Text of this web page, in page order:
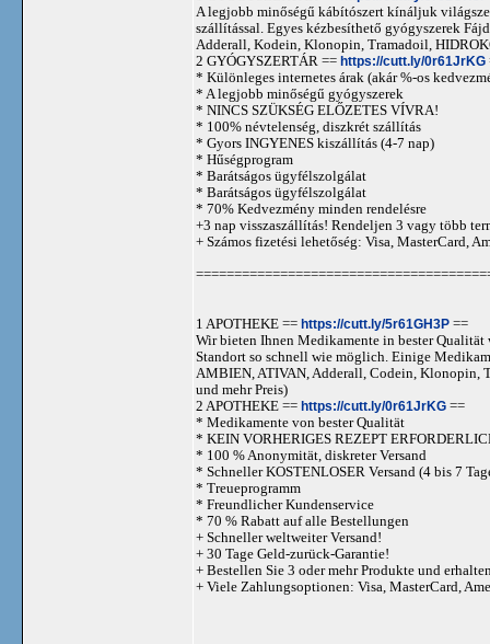
A legjobb minőségű kábítószert kínáljuk
szállítással. Egyes kézbesíthető gyógyszerek
Adderall, Kodein, Klonopin, Tramadoil,
2 GYÓGYSZERTÁR == https://cutt.ly/0r61JrKG
* Különleges internetes árak (akár %-os
* A legjobb minőségű gyógyszerek
* NINCS SZÜKSÉG ELŐZETES VÍVRA!
* 100% névtelenség, diszkrét szállítás
* Gyors INGYENES kiszállítás (4-7 nap)
* Hűségprogram
* Barátságos ügyfélszolgálat
* Barátságos ügyfélszolgálat
* 70% Kedvezmény minden rendelésre
+3 nap visszaszállítás! Rendeljen 3 vagy több
+ Számos fizetési lehetőség: Visa, MasterCard,
1 APOTHEKE == https://cutt.ly/5r61GH3P ==
Wir bieten Ihnen Medikamente in bester
Standort so schnell wie möglich. Einige
AMBIEN, ATIVAN, Adderall, Codein, Klonopin,
und mehr Preis)
2 APOTHEKE == https://cutt.ly/0r61JrKG ==
* Medikamente von bester Qualität
* KEIN VORHERIGES REZEPT
* 100 % Anonymität, diskreter Versand
* Schneller KOSTENLOSER Versand (4 bis 7
* Treueprogramm
* Freundlicher Kundenservice
* 70 % Rabatt auf alle Bestellungen
+ Schneller weltweiter Versand!
+ 30 Tage Geld-zurück-Garantie!
+ Bestellen Sie 3 oder mehr Produkte und
+ Viele Zahlungsoptionen: Visa, MasterCard,